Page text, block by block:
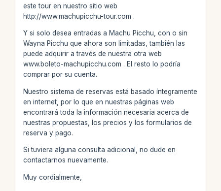
este tour en nuestro sitio web
http://www.machupicchu-tour.com .
Y si solo desea entradas a Machu Picchu, con o sin
Wayna Picchu que ahora son limitadas, también las
puede adquirir a través de nuestra otra web
www.boleto-machupicchu.com . El resto lo podría
comprar por su cuenta.
Nuestro sistema de reservas está basado íntegramente
en internet, por lo que en nuestras páginas web
encontrará toda la información necesaria acerca de
nuestras propuestas, los precios y los formularios de
reserva y pago.
Si tuviera alguna consulta adicional, no dude en
contactarnos nuevamente.
Muy cordialmente,